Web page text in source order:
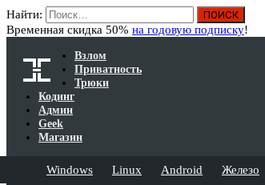
Найти:
Временная скидка 50% на годовую подписку!
Взлом
Приватность
Трюки
Кодинг
Админ
Geek
Магазин
Windows Linux Android Железо